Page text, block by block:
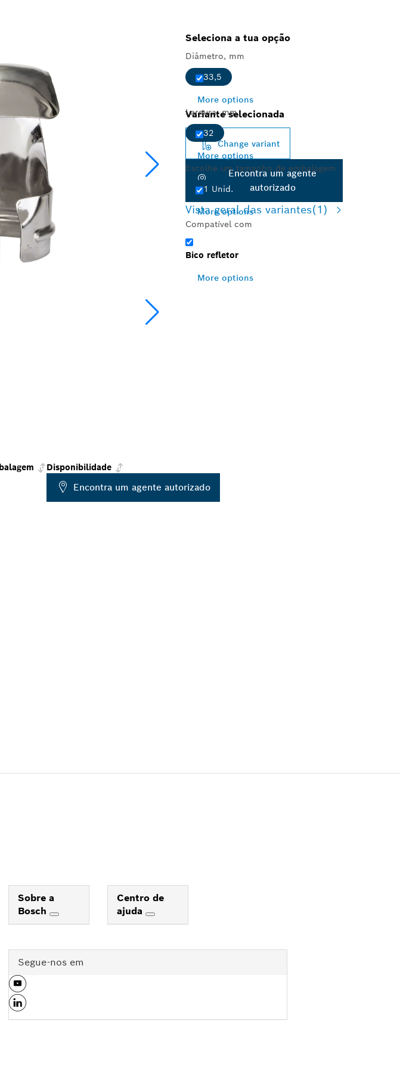
Seleciona a tua opção
Diâmetro, mm
33,5
More options
Largura, mm
32
More options
Escolhe um tamanho de embalagem
1 Unid.
More options
Compatível com
Bico refletor
More options
Variante selecionada
Change variant
Encontra um agente
autorizado
Vista geral das variantes(1)
Disponibilidade
Encontra um agente autorizado
Sobre a
Bosch
Centro de
ajuda
Segue-nos em